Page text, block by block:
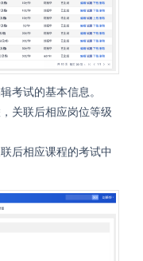
考试的基本信息。
关联后相应岗位等级
后相应课程的考试中